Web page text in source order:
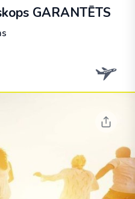
GARANTĒTS